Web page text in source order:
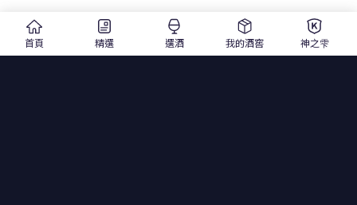
首頁 精選 選酒 我的酒窖 神之雫